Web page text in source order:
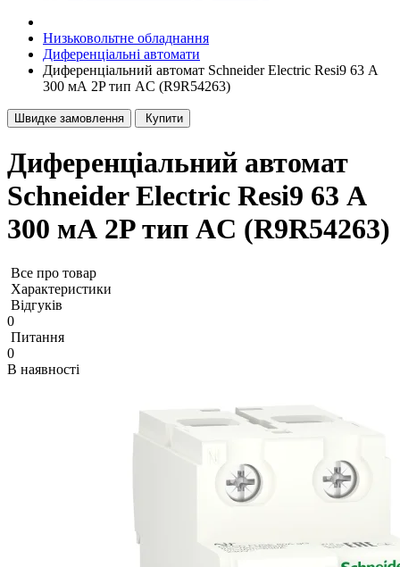
Низьковольтне обладнання
Диференціальні автомати
Диференціальний автомат Schneider Electric Resi9 63 А
300 мА 2P тип AC (R9R54263)
Швидке замовлення Купити
Диференціальний автомат
Schneider Electric Resi9 63 А
300 мА 2P тип AC (R9R54263)
Все про товар
Характеристики
Відгуків
0
Питання
0
В наявності